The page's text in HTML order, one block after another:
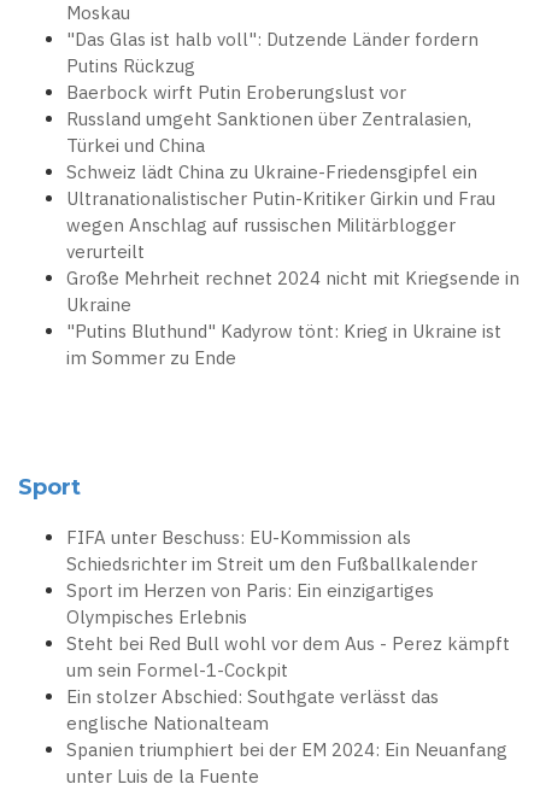
Moskau
"Das Glas ist halb voll": Dutzende Länder fordern
Putins Rückzug
Baerbock wirft Putin Eroberungslust vor
Russland umgeht Sanktionen über Zentralasien,
Türkei und China
Schweiz lädt China zu Ukraine-Friedensgipfel ein
Ultranationalistischer Putin-Kritiker Girkin und Frau
wegen Anschlag auf russischen Militärblogger
verurteilt
Große Mehrheit rechnet 2024 nicht mit Kriegsende in
Ukraine
"Putins Bluthund" Kadyrow tönt: Krieg in Ukraine ist
im Sommer zu Ende
Sport
FIFA unter Beschuss: EU-Kommission als
Schiedsrichter im Streit um den Fußballkalender
Sport im Herzen von Paris: Ein einzigartiges
Olympisches Erlebnis
Steht bei Red Bull wohl vor dem Aus - Perez kämpft
um sein Formel-1-Cockpit
Ein stolzer Abschied: Southgate verlässt das
englische Nationalteam
Spanien triumphiert bei der EM 2024: Ein Neuanfang
unter Luis de la Fuente